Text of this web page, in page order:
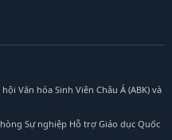
Văn hóa Sinh Viên Châu Á (ABK) và
Sự nghiệp Hỗ trợ Giáo dục Quốc